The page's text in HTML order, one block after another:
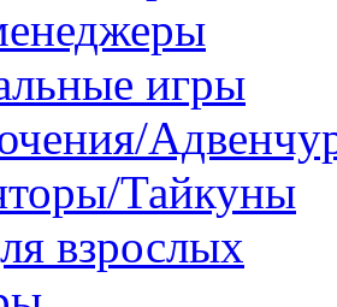
игры
Тайкуны
взрослых